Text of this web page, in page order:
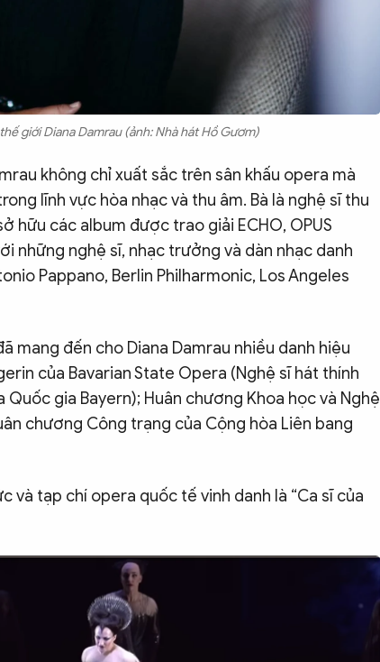
giới Diana Damrau (ảnh: Nhà hát Hồ Gươm)
không chỉ xuất sắc trên sân khấu opera mà
lĩnh vực hòa nhạc và thu âm. Bà là nghệ sĩ thu
hữu các album được trao giải ECHO, OPUS
những nghệ sĩ, nhạc trưởng và dàn nhạc danh
Pappano, Berlin Philharmonic, Los Angeles
mang đến cho Diana Damrau nhiều danh hiệu
của Bavarian State Opera (Nghệ sĩ hát thính
gia Bayern); Huân chương Khoa học và Nghệ
chương Công trạng của Cộng hòa Liên bang
và tạp chí opera quốc tế vinh danh là “Ca sĩ của